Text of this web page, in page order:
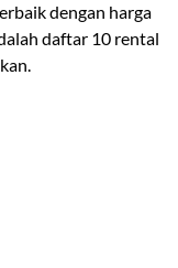
dengan harga
daftar 10 rental